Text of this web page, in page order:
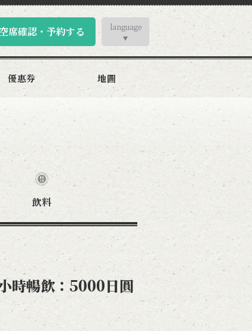
席確認・予約する language
優惠券 地圖
飲料
時暢飲：5000日圓